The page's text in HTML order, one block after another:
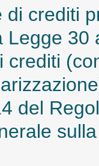
di crediti
Legge
crediti
del